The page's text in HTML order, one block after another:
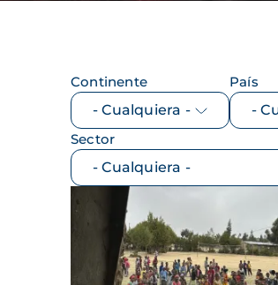
Continente País
Sector